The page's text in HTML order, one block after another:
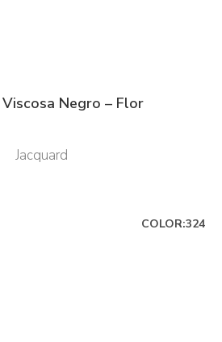
Negro – Flor
Jacquard
COLOR:324